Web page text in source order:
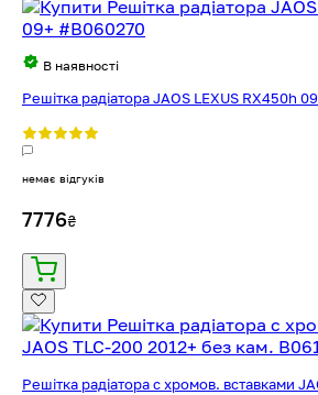
В наявності
Решітка радіатора JAOS LEXUS RX450h
немає відгуків
7776₴
Решітка радіатора с хромов. вставками